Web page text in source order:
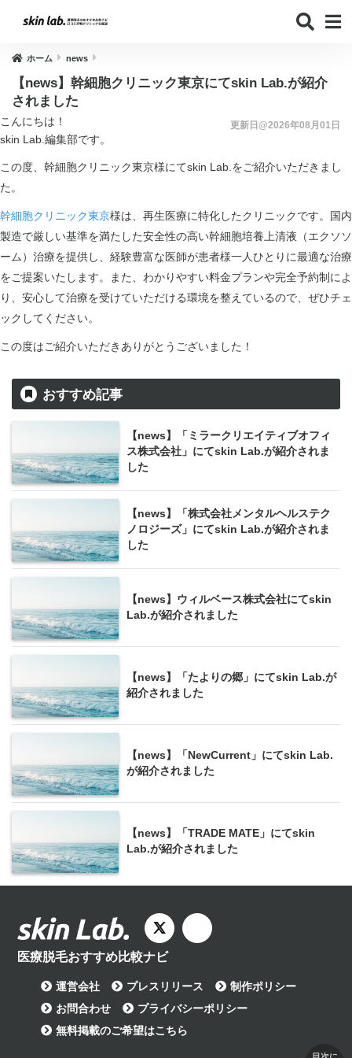
ホーム news
【news】幹細胞クリニック東京にてskin Lab.が紹介
されました
更新日@2026年08月01日
こんにちは！
skin Lab.編集部です。
この度、幹細胞クリニック東京様にてskin Lab.をご紹介いただきまし
た。
幹細胞クリニック東京様は、再生医療に特化したクリニックです。国内
製造で厳しい基準を満たした安全性の高い幹細胞培養上清液（エクソソ
ーム）治療を提供し、経験豊富な医師が患者様一人ひとりに最適な治療
をご提案いたします。また、わかりやすい料金プランや完全予約制によ
り、安心して治療を受けていただける環境を整えているので、ぜひチェ
ックしてください。
この度はご紹介いただきありがとうございました！
おすすめ記事
【news】「ミラークリエイティブオフィ
ス株式会社」にてskin Lab.が紹介されま
した
【news】「株式会社メンタルヘルステク
ノロジーズ」にてskin Lab.が紹介されま
した
【news】ウィルベース株式会社にてskin
Lab.が紹介されました
【news】「たよりの郷」にてskin Lab.が
紹介されました
【news】「NewCurrent」にてskin Lab.
が紹介されました
【news】「TRADE MATE」にてskin
Lab.が紹介されました
医療脱毛おすすめ比較ナビ
運営会社 プレスリリース
制作ポリシー
お問合わせ
プライバシーポリシー
無料掲載のご希望はこちら